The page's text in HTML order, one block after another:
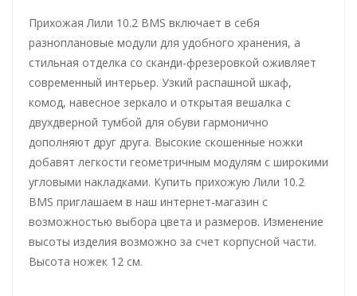
Прихожая Лили 10.2 BMS включает в себя
разноплановые модули для удобного хранения, а
стильная отделка со сканди-фрезеровкой оживляет
современный интерьер. Узкий распашной шкаф,
комод, навесное зеркало и открытая вешалка с
двухдверной тумбой для обуви гармонично
дополняют друг друга. Высокие скошенные ножки
добавят легкости геометричным модулям с широкими
угловыми накладками. Купить прихожую Лили 10.2
BMS приглашаем в наш интернет-магазин с
возможностью выбора цвета и размеров. Изменение
высоты изделия возможно за счет корпусной части.
Высота ножек 12 см.